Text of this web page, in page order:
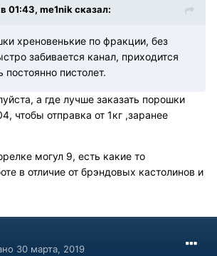
01:43, me1nik сказал:
хреновенькие по фракции, без
забивается канал, приходится
постоянно пистолет.
а где лучше заказать порошки
чтобы отправка от 1кг ,заранее
могул 9, есть какие то
в отличие от брэндовых кастолинов и
30 марта, 2019